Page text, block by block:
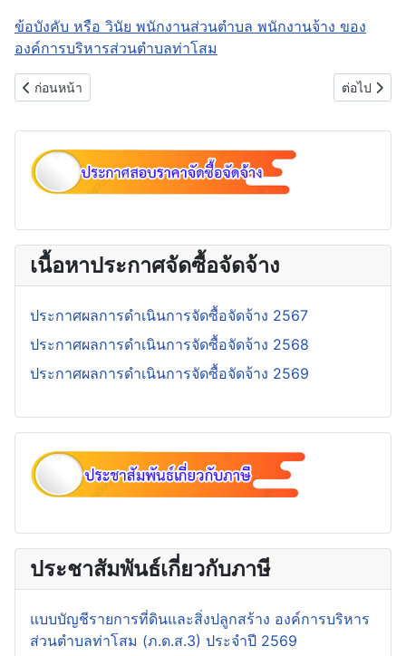
ข้อบังคับ หรือ วินัย พนักงานส่วนตำบล พนักงานจ้าง ของ
องค์การบริหารส่วนตำบลท่าโสม
เนื้อหาก่อนหน้า: มาตรการเพื่อส่งเสริมความโปร่งใสและป้องกันการทุจ
ก่อนหน้า เนื้อหาถัด
ต่อไป
เนื้อหาประกาศจัดซื้อจัดจ้าง
ประกาศผลการดำเนินการจัดซื้อจัดจ้าง 2567
ประกาศผลการดำเนินการจัดซื้อจัดจ้าง 2568
ประกาศผลการดำเนินการจัดซื้อจัดจ้าง 2569
ประชาสัมพันธ์เกี่ยวกับภาษี
แบบบัญชีรายการที่ดินและสิ่งปลูกสร้าง องค์การบริหาร
ส่วนตำบลท่าโสม (ภ.ด.ส.3) ประจำปี 2569